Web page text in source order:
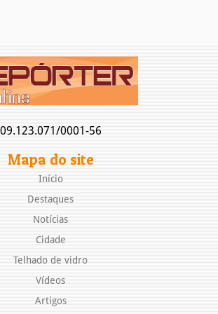
09.123.071/0001-56
Mapa do site
Início
Destaques
Notícias
Cidade
Telhado de vidro
Vídeos
Artigos